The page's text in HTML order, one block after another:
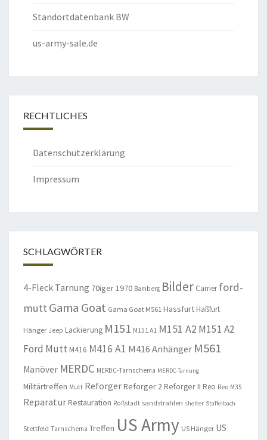
Standortdatenbank BW
us-army-sale.de
RECHTLICHES
Datenschutzerklärung
Impressum
SCHLAGWÖRTER
4-Fleck Tarnung 70iger1970 Bamberg Bilder Carrier ford-
mutt Gama Goat Gama Goat M561 Hassfurt Haßfurt
Hänger Jeep Lackierung M151 M151 A1 M151 A2 M151 A2
Ford Mutt M416 M416 A1 M416 Anhänger M561
Manöver MERDC MERDC-Tarnschema MERDC-Tarnung
Militärtreffen Mutt ReforgerReforger 2Reforger II Reo Reo M35
ReparaturRestauration Roßstadt sandstrahlen shelter Staffelbach
Stettfeld Tarnschema Treffen US Army US Hänger US